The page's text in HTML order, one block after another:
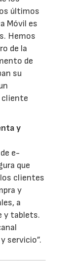
últimos
Móvil es
Hemos
de la
de
su
cliente
y
e-
que
clientes
y
a
y tablets.
servicio”.